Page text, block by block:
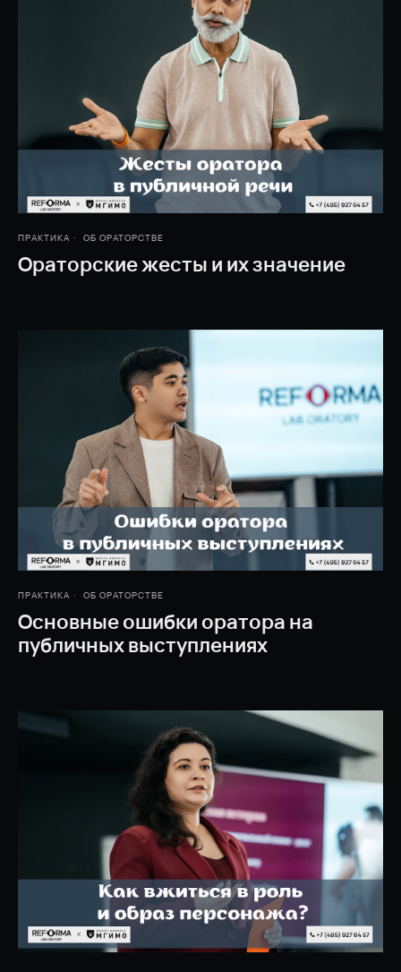
ПРАКТИКА ОБ ОРАТОРСТВЕ
Ораторские жесты и их значение
ПРАКТИКА ОБ ОРАТОРСТВЕ
Основные ошибки оратора на
публичных выступлениях